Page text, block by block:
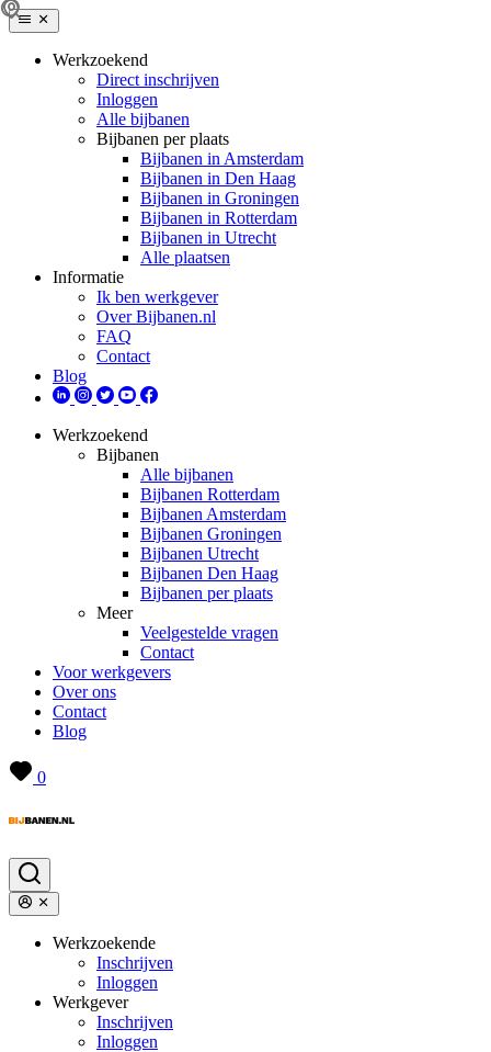
Werkzoekend
Direct inschrijven
Inloggen
Alle bijbanen
Bijbanen per plaats
Bijbanen in Amsterdam
Bijbanen in Den Haag
Bijbanen in Groningen
Bijbanen in Rotterdam
Bijbanen in Utrecht
Alle plaatsen
Informatie
Ik ben werkgever
Over Bijbanen.nl
FAQ
Contact
Blog
Werkzoekend
Bijbanen
Alle bijbanen
Bijbanen Rotterdam
Bijbanen Amsterdam
Bijbanen Groningen
Bijbanen Utrecht
Bijbanen Den Haag
Bijbanen per plaats
Meer
Veelgestelde vragen
Contact
Voor werkgevers
Over ons
Contact
Blog
0
Werkzoekende
Inschrijven
Inloggen
Werkgever
Inschrijven
Inloggen